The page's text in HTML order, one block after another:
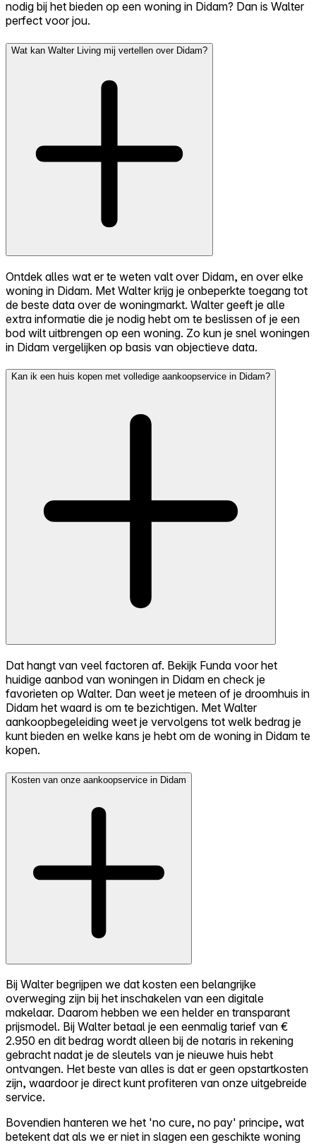
nodig bij het bieden op een woning in Didam? Dan is Walter
perfect voor jou.
Wat kan Walter Living mij vertellen over Didam?
Ontdek alles wat er te weten valt over Didam, en over elke
woning in Didam. Met Walter krijg je onbeperkte toegang tot
de beste data over de woningmarkt. Walter geeft je alle
extra informatie die je nodig hebt om te beslissen of je een
bod wilt uitbrengen op een woning. Zo kun je snel woningen
in Didam vergelijken op basis van objectieve data.
Kan ik een huis kopen met volledige aankoopservice in Didam?
Dat hangt van veel factoren af. Bekijk Funda voor het
huidige aanbod van woningen in Didam en check je
favorieten op Walter. Dan weet je meteen of je droomhuis in
Didam het waard is om te bezichtigen. Met Walter
aankoopbegeleiding weet je vervolgens tot welk bedrag je
kunt bieden en welke kans je hebt om de woning in Didam te
kopen.
Kosten van onze aankoopservice in Didam
Bij Walter begrijpen we dat kosten een belangrijke
overweging zijn bij het inschakelen van een digitale
makelaar. Daarom hebben we een helder en transparant
prijsmodel. Bij Walter betaal je een eenmalig tarief van €
2.950 en dit bedrag wordt alleen bij de notaris in rekening
gebracht nadat je de sleutels van je nieuwe huis hebt
ontvangen. Het beste van alles is dat er geen opstartkosten
zijn, waardoor je direct kunt profiteren van onze uitgebreide
service.
Bovendien hanteren we het 'no cure, no pay' principe, wat
betekent dat als we er niet in slagen een geschikte woning